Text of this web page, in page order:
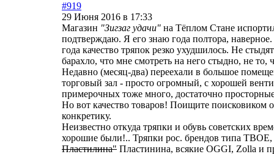
#919
29 Июня 2016 в 17:33
Магазин "Зигзаг удачи" на Тёплом Стане
подтверждаю. Я его знаю года полтора,
года качество тряпок резко ухудшилось. Не
барахло, что мне смотреть на него стыдно, не то,
Недавно (месяц-два) переехали в большое
торговый зал - просто огромный, с хорошей
примерочных тоже много, достаточно
Но вот качество товаров! Поищите поисковиком
конкретику.
Неизвестно откуда тряпки и обувь советских
хорошие были!.. Тряпки рос. брендов типа
Пластилина" Пластинина, всякие OGGI, Zolla и